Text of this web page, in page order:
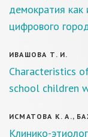
демократия как
цифрового
ИВАШОВА Т. И.
Characteristics
school children
ИСМАТОВА К. А.,
Клинико-